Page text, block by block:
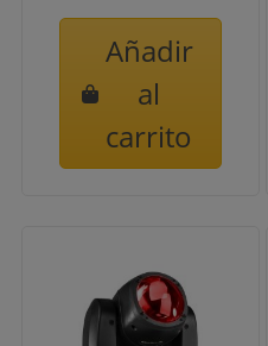
Añadir
al
carrito